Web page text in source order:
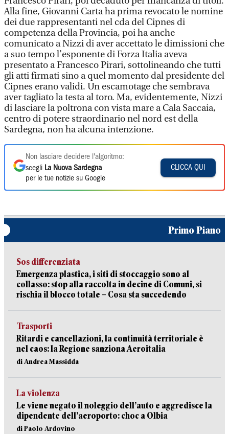
Alla fine, Giovanni Carta ha prima revocato le nomine
dei due rappresentanti nel cda del Cipnes di
competenza della Provincia, poi ha anche
comunicato a Nizzi di aver accettato le dimissioni che
a suo tempo l’esponente di Forza Italia aveva
presentato a Francesco Pirari, sottolineando che tutti
gli atti firmati sino a quel momento dal presidente del
Cipnes erano validi. Un escamotage che sembrava
aver tagliato la testa al toro. Ma, evidentemente, Nizzi
di lasciare la poltrona con vista mare a Cala Saccaia,
centro di potere straordinario nel nord est della
Sardegna, non ha alcuna intenzione.
Non lasciare decidere l'algoritmo:
scegli La Nuova Sardegna
per le tue notizie su Google
CLICCA QUI
Primo Piano
Sos differenziata
Emergenza plastica, i siti di stoccaggio sono al
collasso: stop alla raccolta in decine di Comuni, si
rischia il blocco totale – Cosa sta succedendo
Trasporti
Ritardi e cancellazioni, la continuità territoriale è
nel caos: la Regione sanziona Aeroitalia
di Andrea Massidda
La violenza
Le viene negato il noleggio dell’auto e aggredisce la
dipendente dell’aeroporto: choc a Olbia
di Paolo Ardovino